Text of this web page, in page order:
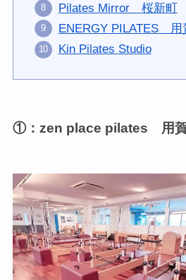
Pilates Mirror 桜新町
ENERGY PILATES 用
Kin Pilates Studio
①：zen place pilates 用